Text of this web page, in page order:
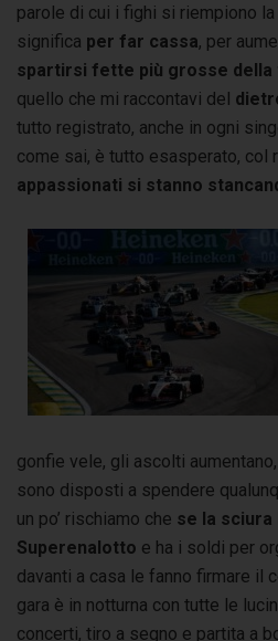
parole di cui i fighi si riempiono
significa per far cassa, per
spartirsi fette più grosse della
quello che mi raccontavi del
tutto registrato, anche in ogni
come sai, è tutto esasperato, col
appassionati si stanno
gonfie vele, gli ascolti
sono disposti a spendere
un po’ rischiamo che se la
Superenalotto e ha i soldi per
davanti a casa le fanno firmare il
gara è in notturna con tutte le
concerti, tiro a segno e partita a